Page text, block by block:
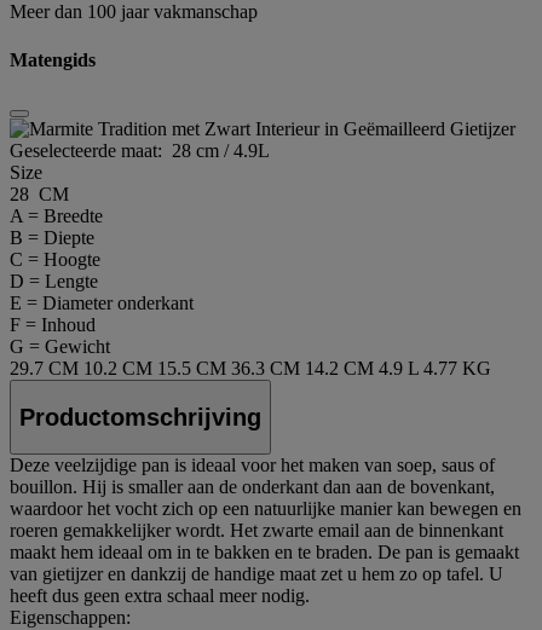
Meer dan 100 jaar vakmanschap
Matengids
Geselecteerde maat: 28 cm / 4.9L
Size
28 CM
A = Breedte
B = Diepte
C = Hoogte
D = Lengte
E = Diameter onderkant
F = Inhoud
G = Gewicht
29.7 CM 10.2 CM 15.5 CM 36.3 CM 14.2 CM 4.9 L 4.77 KG
Productomschrijving
Deze veelzijdige pan is ideaal voor het maken van soep, saus of
bouillon. Hij is smaller aan de onderkant dan aan de bovenkant,
waardoor het vocht zich op een natuurlijke manier kan bewegen en
roeren gemakkelijker wordt. Het zwarte email aan de binnenkant
maakt hem ideaal om in te bakken en te braden. De pan is gemaakt
van gietijzer en dankzij de handige maat zet u hem zo op tafel. U
heeft dus geen extra schaal meer nodig.
Eigenschappen: